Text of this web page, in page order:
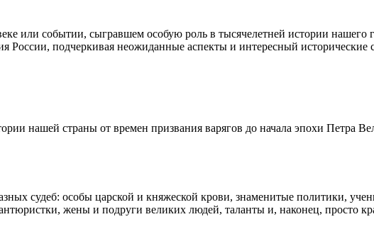
или событии, сыгравшем особую роль в тысячелетней истории нашего
России, подчеркивая неожиданные аспекты и интересный
нашей страны от времен призвания варягов до начала эпохи Петра
судеб: особы царской и княжеской крови, знаменитые политики,
жены и подруги великих людей, таланты и, наконец, просто